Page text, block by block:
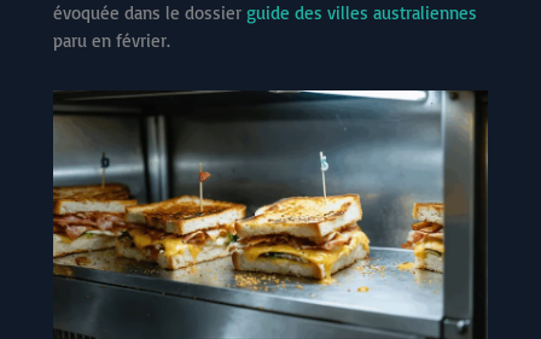
évoquée dans le dossier guide des villes australiennes
paru en février.